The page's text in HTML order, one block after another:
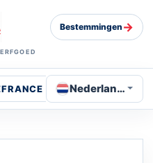
Bestemmingen →
Nederlands